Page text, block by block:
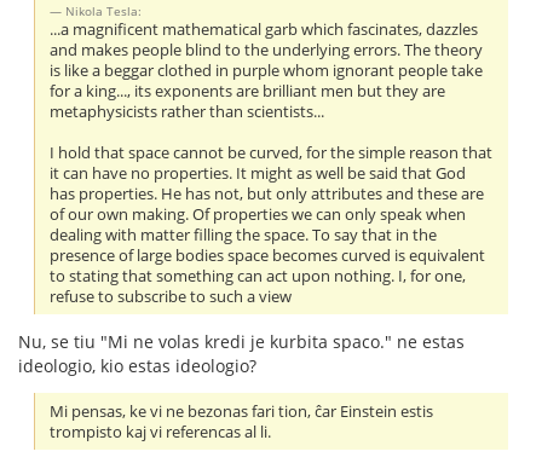
Nikola Tesla:
...a magnificent mathematical garb which fascinates, dazzles
and makes people blind to the underlying errors. The theory
is like a beggar clothed in purple whom ignorant people take
for a king..., its exponents are brilliant men but they are
metaphysicists rather than scientists...
I hold that space cannot be curved, for the simple reason that
it can have no properties. It might as well be said that God
has properties. He has not, but only attributes and these are
of our own making. Of properties we can only speak when
dealing with matter filling the space. To say that in the
presence of large bodies space becomes curved is equivalent
to stating that something can act upon nothing. I, for one,
refuse to subscribe to such a view
Nu, se tiu "Mi ne volas kredi je kurbita spaco." ne estas
ideologio, kio estas ideologio?
Mi pensas, ke vi ne bezonas fari tion, ĉar Einstein estis
trompisto kaj vi referencas al li.